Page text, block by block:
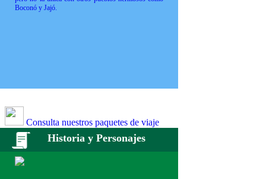
Boconó y Jajó.
Consulta nuestros paquetes de viaje
Historia y Personajes